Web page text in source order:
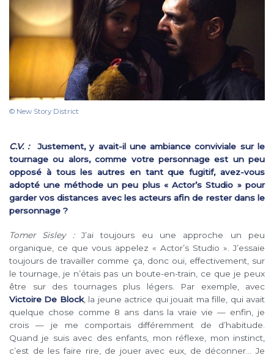
© New Story District
C.V. : Justement, y avait-il une ambiance conviviale sur le
tournage ou alors, comme votre personnage est un peu
opposé à tous les autres en tant que fugitif, avez-vous
adopté une méthode un peu plus « Actor’s Studio » pour
garder vos distances avec les acteurs afin de rester dans le
personnage ?
Tomer Sisley :J’ai toujours eu une approche un peu
organique, ce que vous appelez « Actor’s Studio ». J’essaie
toujours de travailler comme ça, donc oui, effectivement, sur
le tournage, je n’étais pas un boute-en-train, ce que je peux
être sur des tournages plus légers. Par exemple, avec
Victoire De Block, la jeune actrice qui jouait ma fille, qui avait
quelque chose comme 8 ans dans la vraie vie — enfin, je
crois — je me comportais différemment de d’habitude.
Quand je suis avec des enfants, mon réflexe, mon instinct,
c’est de les faire rire, de jouer avec eux, de déconner… Je